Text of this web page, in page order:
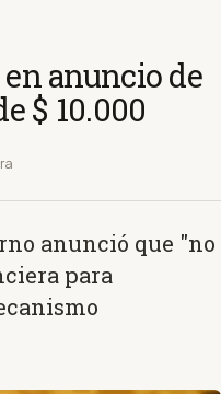
anuncio de
$ 10.000
anunció que "no
para